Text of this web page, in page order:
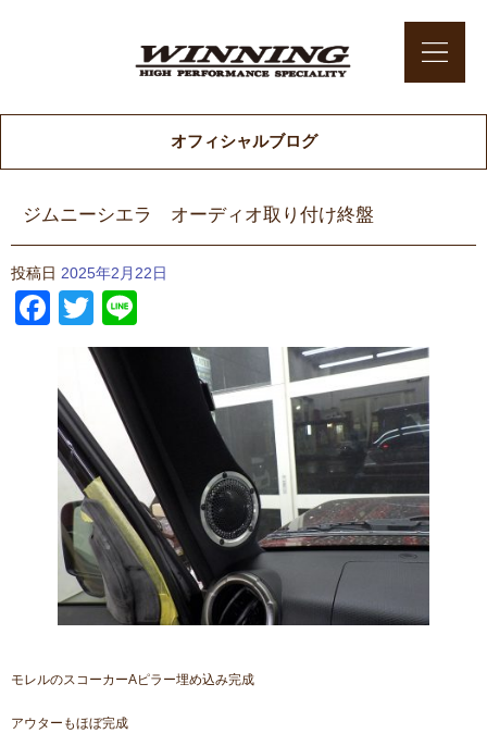
オフィシャルブログ
ジムニーシエラ オーディオ取り付け終盤
投稿日 2025年2月22日
Facebook
Twitter
モレルのスコーカーAピラー埋め込み完成
アウターもほぼ完成